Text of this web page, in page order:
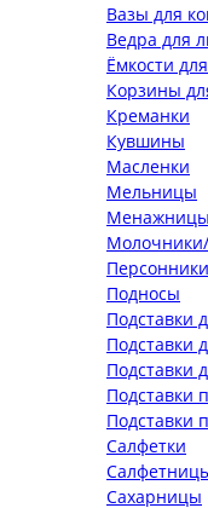
Вазы для
Ведра для
Ёмкости
Корзины
Креманки
Кувшины
Масленки
Мельницы
Менажницы
Персонники
Подносы
Подставки
Подставки
Подставки
Подставки
Подставки
Салфетки
Сахарницы